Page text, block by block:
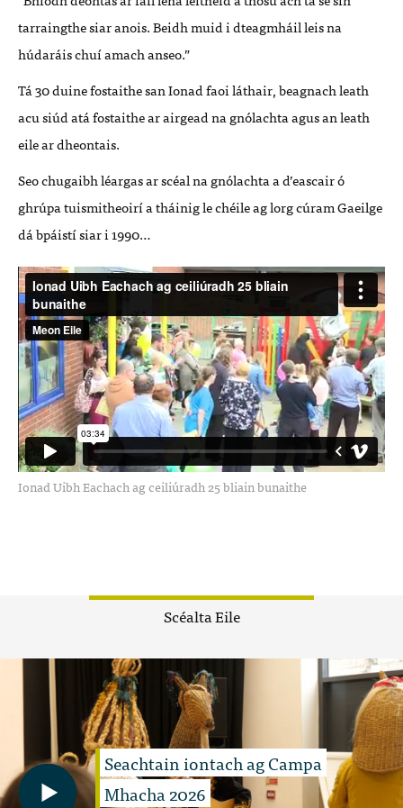
tarraingthe siar anois. Beidh muid i dteagmháil leis na
húdaráis chuí amach anseo.”
Tá 30 duine fostaithe san Ionad faoi láthair, beagnach leath
acu siúd atá fostaithe ar airgead na gnólachta agus an leath
eile ar dheontais.
Seo chugaibh léargas ar scéal na gnólachta a d’eascair ó
ghrúpa tuismitheoirí a tháinig le chéile ag lorg cúram Gaeilge
dá bpáistí siar i 1990…
Ionad Uibh Eachach ag ceiliúradh 25 bliain bunaithe
Scéalta Eile
Seachtain iontach ag Campa
Mhacha 2026